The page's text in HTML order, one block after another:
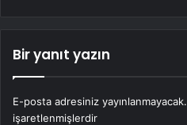
Bir yanıt yazın
E-posta adresiniz yayınlanmayacak.
işaretlenmişlerdir